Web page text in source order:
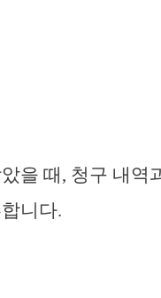
을 때, 청구 내역
니다.